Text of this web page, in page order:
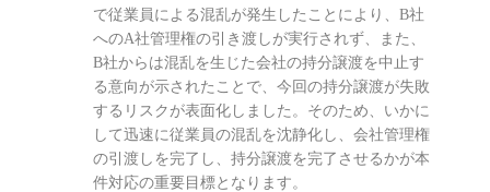
で従業員による混乱が発生したことにより、B社
へのA社管理権の引き渡しが実行されず、また、
B社からは混乱を生じた会社の持分譲渡を中止す
る意向が示されたことで、今回の持分譲渡が失敗
するリスクが表面化しました。そのため、いかに
して迅速に従業員の混乱を沈静化し、会社管理権
の引渡しを完了し、持分譲渡を完了させるかが本
件対応の重要目標となります。